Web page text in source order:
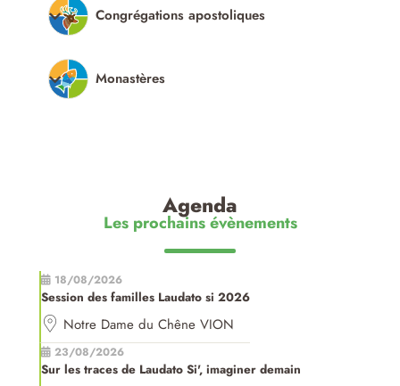
Congrégations apostoliques
Monastères
Agenda
Les prochains évènements
18/08/2026
Session des familles Laudato si 2026
Notre Dame du Chêne VION
23/08/2026
Sur les traces de Laudato Si', imaginer demain